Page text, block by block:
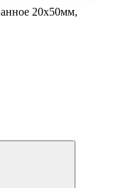
20х50мм,